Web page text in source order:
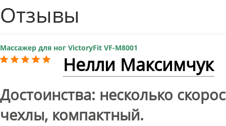
Отзывы
Массажер для ног VictoryFit VF-M8001
Нелли Максимчук
Достоинства: несколько
чехлы, компактный.